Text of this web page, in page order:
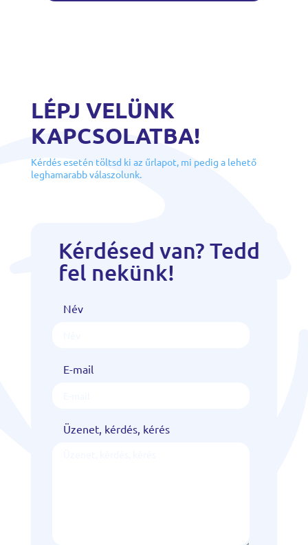
LÉPJ VELÜNK
KAPCSOLATBA!
Kérdés esetén töltsd ki az űrlapot, mi pedig a lehető
leghamarabb válaszolunk.
Kérdésed van? Tedd
fel nekünk!
Név
E-mail
Üzenet, kérdés, kérés